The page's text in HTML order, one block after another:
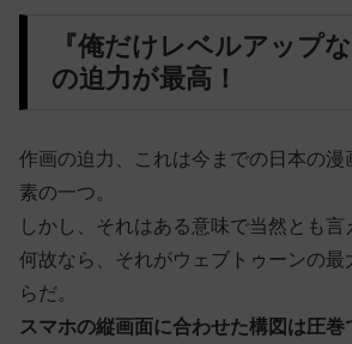
『俺だけレベルアップ
の迫力が最高！
作画の迫力、これは今までの日本の漫
素の一つ。
しかし、それはある意味で当然とも言
何故なら、それがウェブトゥーンの最
らだ。
スマホの縦画面に合わせた構図は圧